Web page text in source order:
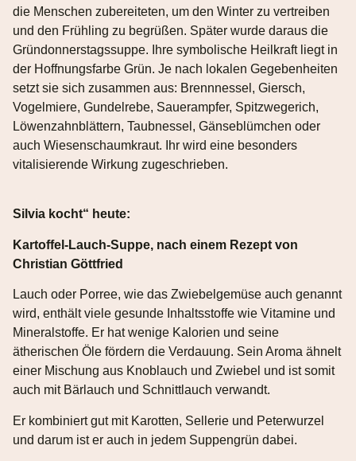
die Menschen zubereiteten, um den Winter zu vertreiben
und den Frühling zu begrüßen. Später wurde daraus die
Gründonnerstagssuppe. Ihre symbolische Heilkraft liegt in
der Hoffnungsfarbe Grün. Je nach lokalen Gegebenheiten
setzt sie sich zusammen aus: Brennnessel, Giersch,
Vogelmiere, Gundelrebe, Sauerampfer, Spitzwegerich,
Löwenzahnblättern, Taubnessel, Gänseblümchen oder
auch Wiesenschaumkraut. Ihr wird eine besonders
vitalisierende Wirkung zugeschrieben.
Silvia kocht“ heute:
Kartoffel-Lauch-Suppe, nach einem Rezept von
Christian Göttfried
Lauch oder Porree, wie das Zwiebelgemüse auch genannt
wird, enthält viele gesunde Inhaltsstoffe wie Vitamine und
Mineralstoffe. Er hat wenige Kalorien und seine
ätherischen Öle fördern die Verdauung. Sein Aroma ähnelt
einer Mischung aus Knoblauch und Zwiebel und ist somit
auch mit Bärlauch und Schnittlauch verwandt.
Er kombiniert gut mit Karotten, Sellerie und Peterwurzel
und darum ist er auch in jedem Suppengrün dabei.